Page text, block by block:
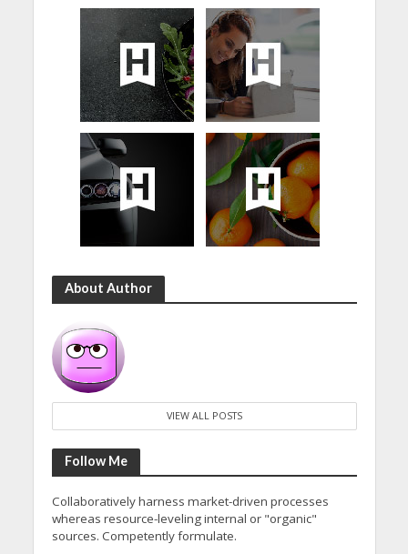
About Author
VIEW ALL POSTS
Follow Me
Collaboratively harness market-driven processes
whereas resource-leveling internal or "organic"
sources. Competently formulate.